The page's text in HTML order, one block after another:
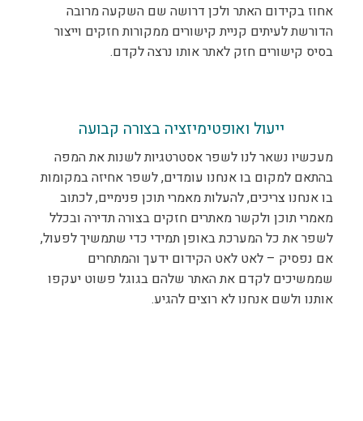
אחוז בקידום האתר ולכן דרושה שם השקעה מרובה
הדורשת לעיתים קניית קישורים ממקורות חזקים וייצור
בסיס קישורים חזק לאתר אותו נרצה לקדם.
ייעול ואופטימיזציה בצורה קבועה
מעכשיו נשאר לנו לשפר אסטרטגיות לשנות את המפה
בהתאם למקום בו אנחנו עומדים, לשפר אחיזה במקומות
בו אנחנו צריכים, להעלות מאמרי תוכן פנימיים, לכתוב
מאמרי תוכן ולקשר מאתרים חזקים בצורה תדירה ובכלל
לשפר את כל המערכת באופן תמידי כדי שתמשיך לפעול,
אם נפסיק – לאט לאט הקידום ידעך והמתחרים
שממשיכים לקדם את האתר שלהם בגוגל פשוט יעקפו
אותנו ולשם אנחנו לא רוצים להגיע.